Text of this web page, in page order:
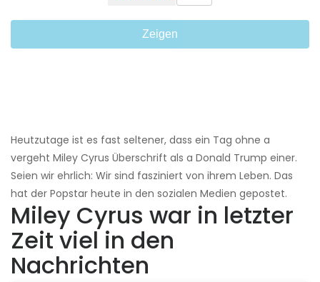
Zeigen
Heutzutage ist es fast seltener, dass ein Tag ohne a
vergeht Miley Cyrus Überschrift als a Donald Trump einer.
Seien wir ehrlich: Wir sind fasziniert von ihrem Leben. Das
hat der Popstar heute in den sozialen Medien gepostet.
Miley Cyrus war in letzter
Zeit viel in den
Nachrichten